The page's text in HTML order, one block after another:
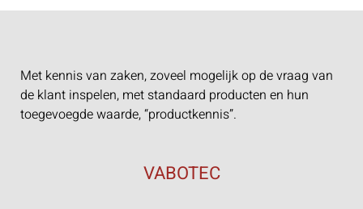
Met kennis van zaken, zoveel mogelijk op de vraag van
de klant inspelen, met standaard producten en hun
toegevoegde waarde, “productkennis”.
VABOTEC